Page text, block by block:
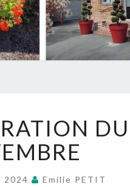
DU
11
NOVEMBRE
2024 Emilie PETIT